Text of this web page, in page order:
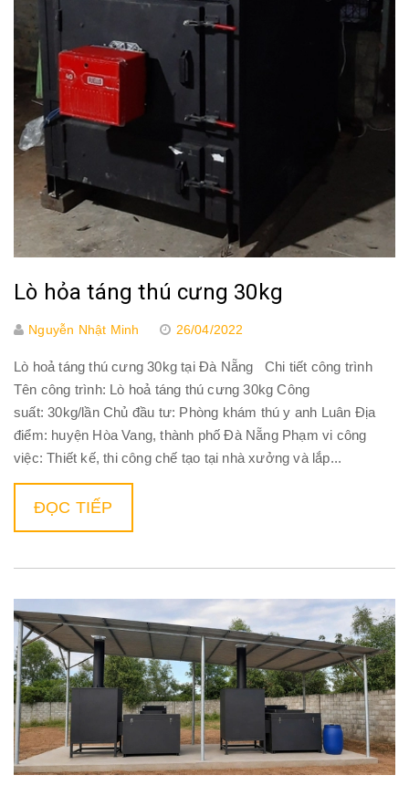
Lò hỏa táng thú cưng 30kg
Nguyễn Nhật Minh 26/04/2022
Lò hoả táng thú cưng 30kg tại Đà Nẵng Chi tiết công trình
Tên công trình: Lò hoả táng thú cưng 30kg Công
suất: 30kg/lần Chủ đầu tư: Phòng khám thú y anh Luân Địa
điểm: huyện Hòa Vang, thành phố Đà Nẵng Phạm vi công
việc: Thiết kế, thi công chế tạo tại nhà xưởng và lắp...
ĐỌC TIẾP